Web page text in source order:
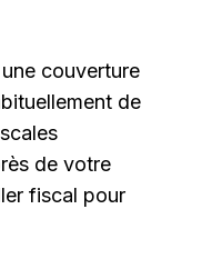
couverture
de
de votre
fiscal pour